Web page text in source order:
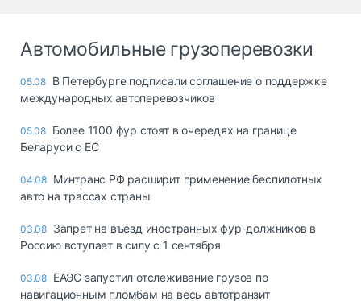
Автомобильные грузоперевозки
05.08 В Петербурге подписали соглашение о поддержке
международных автоперевозчиков
05.08 Более 1100 фур стоят в очередях на границе
Беларуси с ЕС
04.08 Минтранс РФ расширит применение беспилотных
авто на трассах страны
03.08 Запрет на въезд иностранных фур-должников в
Россию вступает в силу с 1 сентября
03.08 ЕАЭС запустил отслеживание грузов по
навигационным пломбам на весь автотранзит